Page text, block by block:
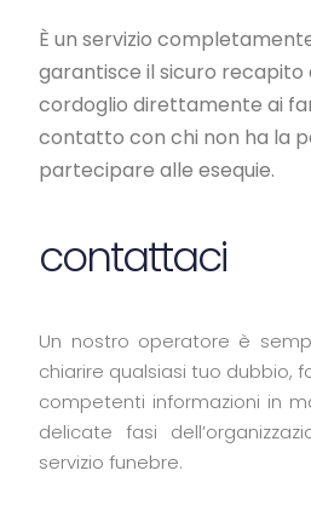
È un servizio
garantisce il sicuro recapito
cordoglio direttamente ai
contatto con chi non ha la
partecipare alle esequie.
contattaci
Un nostro operatore è
chiarire qualsiasi tuo dubbio,
competenti informazioni in
delicate fasi
servizio funebre.